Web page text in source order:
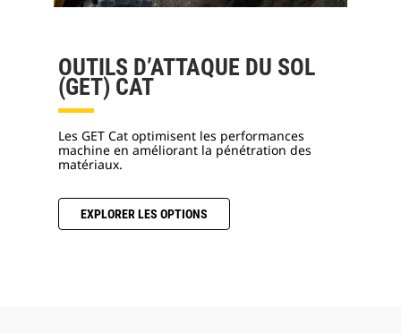
OUTILS D’ATTAQUE DU SOL
(GET) CAT
Les GET Cat optimisent les performances
machine en améliorant la pénétration des
matériaux.
EXPLORER LES OPTIONS